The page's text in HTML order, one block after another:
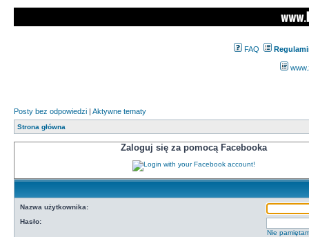
FAQ
Posty bez odpowiedzi | Aktywne tematy
Strona główna
Zaloguj się za pomocą Facebooka
Nazwa użytkownika:
Hasło:
Nie